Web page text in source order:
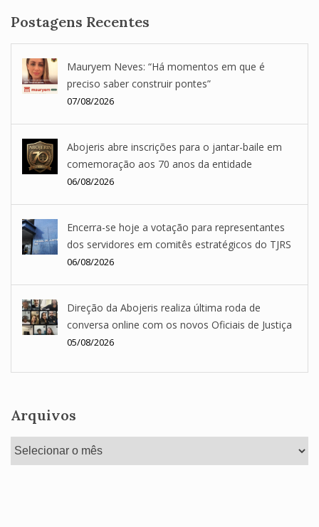
Postagens Recentes
Mauryem Neves: “Há momentos em que é
preciso saber construir pontes”
07/08/2026
Abojeris abre inscrições para o jantar-baile em
comemoração aos 70 anos da entidade
06/08/2026
Encerra-se hoje a votação para representantes
dos servidores em comitês estratégicos do TJRS
06/08/2026
Direção da Abojeris realiza última roda de
conversa online com os novos Oficiais de Justiça
05/08/2026
Arquivos
Arquivos